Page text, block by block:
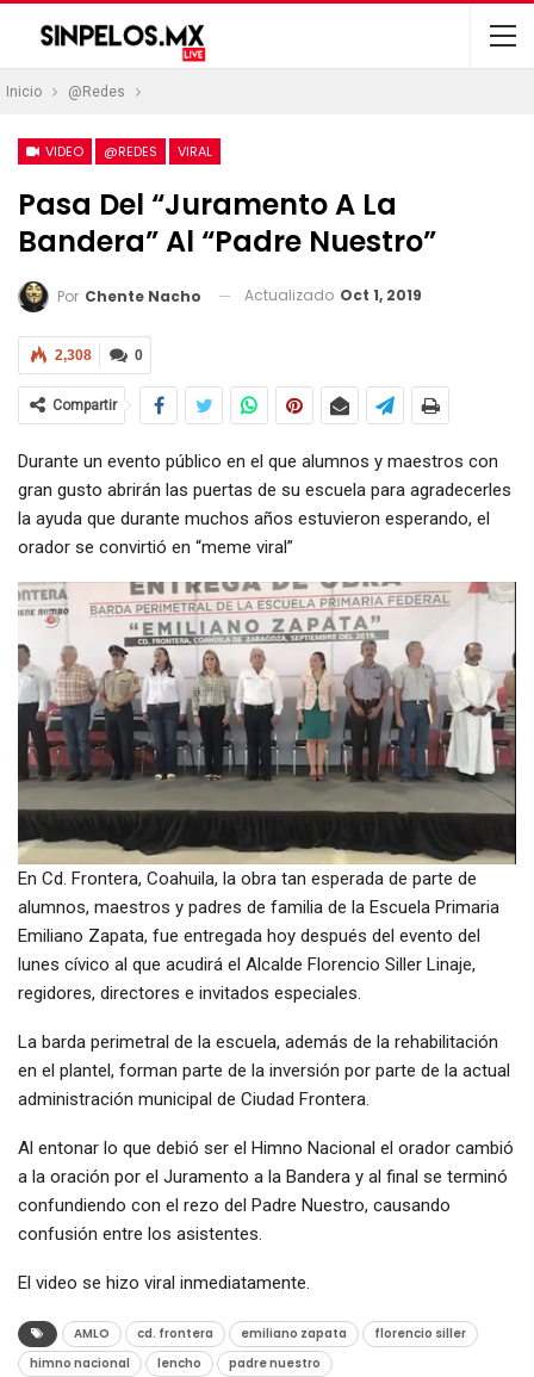
Inicio @Redes
VIDEO @REDES VIRAL
Pasa Del “Juramento A La
Bandera” Al “Padre Nuestro”
Por Chente Nacho Actualizado Oct 1, 2019
0
2,308
Compartir
Durante un evento público en el que alumnos y maestros con
gran gusto abrirán las puertas de su escuela para agradecerles
la ayuda que durante muchos años estuvieron esperando, el
orador se convirtió en “meme viral”
En Cd. Frontera, Coahuila, la obra tan esperada de parte de
alumnos, maestros y padres de familia de la Escuela Primaria
Emiliano Zapata, fue entregada hoy después del evento del
lunes cívico al que acudirá el Alcalde Florencio Siller Linaje,
regidores, directores e invitados especiales.
La barda perimetral de la escuela, además de la rehabilitación
en el plantel, forman parte de la inversión por parte de la actual
administración municipal de Ciudad Frontera.
Al entonar lo que debió ser el Himno Nacional el orador cambió
a la oración por el Juramento a la Bandera y al final se terminó
confundiendo con el rezo del Padre Nuestro, causando
confusión entre los asistentes.
El video se hizo viral inmediatamente.
AMLO cd. frontera emiliano zapata
florencio siller
himno nacional
lencho padre nuestro